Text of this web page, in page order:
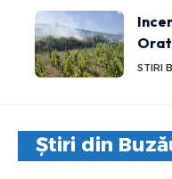
STIRI
Știri din